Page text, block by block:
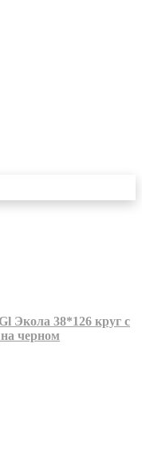
Экола 38*126 круг с
черном